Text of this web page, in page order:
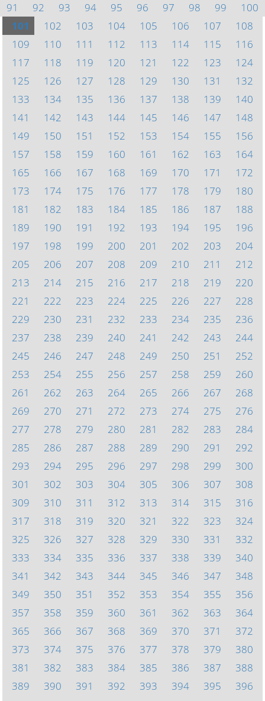
91
92 93 94 95 96 97 98 99
100
101
102 103 104 105 106 107
108
109
110 111 112 113 114 115
116
117
118 119 120 121 122 123
124
125
126 127 128 129 130 131
132
133
134 135 136 137 138 139
140
141
142 143 144 145 146 147
148
149
150 151 152 153 154 155
156
157
158 159 160 161 162 163
164
165
166 167 168 169 170 171
172
173
174 175 176 177 178 179
180
181
182 183 184 185 186 187
188
189
190 191 192 193 194 195
196
197
198 199 200 201 202 203
204
205
206 207 208 209 210 211
212
213
214 215 216 217 218 219
220
221
222 223 224 225 226 227
228
229
230 231 232 233 234 235
236
237
238 239 240 241 242 243
244
245
246 247 248 249 250 251
252
253
254 255 256 257 258 259
260
261
262 263 264 265 266 267
268
269
270 271 272 273 274 275
276
277
278 279 280 281 282 283
284
285
286 287 288 289 290 291
292
293
294 295 296 297 298 299
300
301
302 303 304 305 306 307
308
309
310 311 312 313 314 315
316
317
318 319 320 321 322 323
324
325
326 327 328 329 330 331
332
333
334 335 336 337 338 339
340
341
342 343 344 345 346 347
348
349
350 351 352 353 354 355
356
357
358 359 360 361 362 363
364
365
366 367 368 369 370 371
372
373
374 375 376 377 378 379
380
381
382 383 384 385 386 387
388
389
390 391 392 393 394 395
396